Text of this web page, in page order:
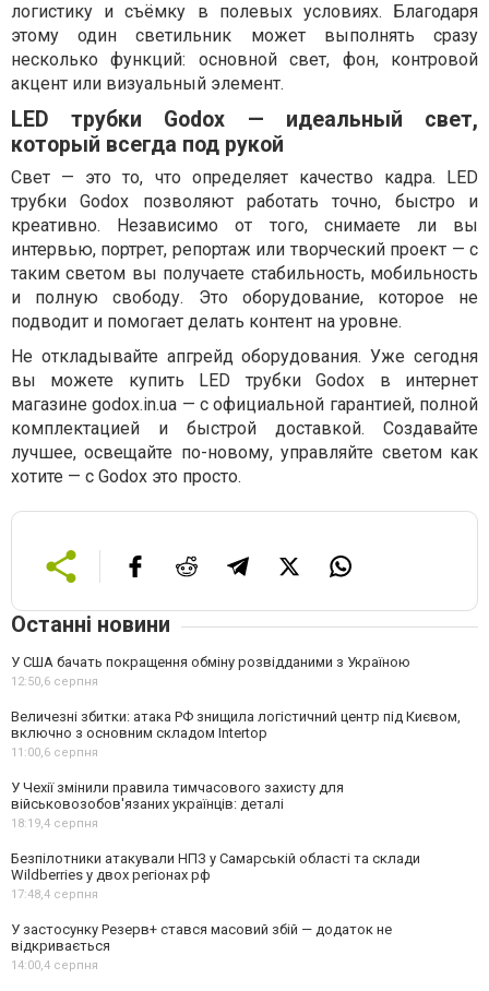
логистику и съёмку в полевых условиях. Благодаря
этому один светильник может выполнять сразу
несколько функций: основной свет, фон, контровой
акцент или визуальный элемент.
LED трубки Godox — идеальный свет,
который всегда под рукой
Свет — это то, что определяет качество кадра. LED
трубки Godox позволяют работать точно, быстро и
креативно. Независимо от того, снимаете ли вы
интервью, портрет, репортаж или творческий проект — с
таким светом вы получаете стабильность, мобильность
и полную свободу. Это оборудование, которое не
подводит и помогает делать контент на уровне.
Не откладывайте апгрейд оборудования. Уже сегодня
вы можете купить LED трубки Godox в интернет
магазине godox.in.ua — с официальной гарантией, полной
комплектацией и быстрой доставкой. Создавайте
лучшее, освещайте по-новому, управляйте светом как
хотите — с Godox это просто.
Останні новини
У США бачать покращення обміну розвідданими з Україною
12:50,6 серпня
Величезні збитки: атака РФ знищила логістичний центр під Києвом,
включно з основним складом Intertop
11:00,6 серпня
У Чехії змінили правила тимчасового захисту для
військовозобов'язаних українців: деталі
18:19,4 серпня
Безпілотники атакували НПЗ у Самарській області та склади
Wildberries у двох регіонах рф
17:48,4 серпня
У застосунку Резерв+ стався масовий збій — додаток не
відкривається
14:00,4 серпня